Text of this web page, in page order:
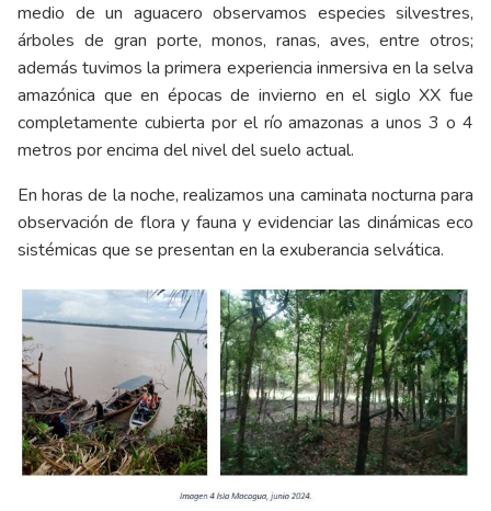
medio de un aguacero observamos especies silvestres,
árboles de gran porte, monos, ranas, aves, entre otros;
además tuvimos la primera experiencia inmersiva en la selva
amazónica que en épocas de invierno en el siglo XX fue
completamente cubierta por el río amazonas a unos 3 o 4
metros por encima del nivel del suelo actual.
En horas de la noche, realizamos una caminata nocturna para
observación de flora y fauna y evidenciar las dinámicas eco
sistémicas que se presentan en la exuberancia selvática.